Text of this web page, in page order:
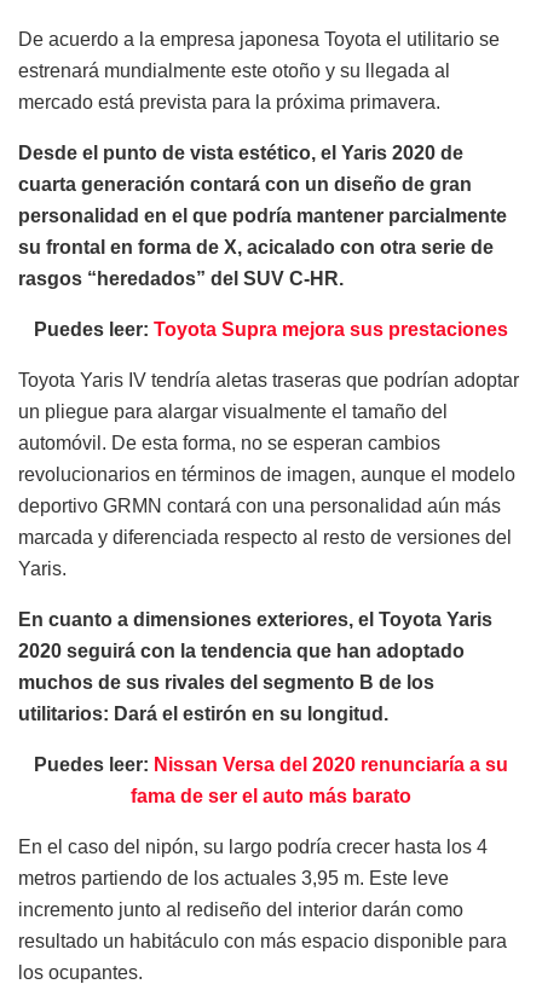
De acuerdo a la empresa japonesa Toyota el utilitario se
estrenará mundialmente este otoño y su llegada al
mercado está prevista para la próxima primavera.
Desde el punto de vista estético, el Yaris 2020 de
cuarta generación contará con un diseño de gran
personalidad en el que podría mantener parcialmente
su frontal en forma de X, acicalado con otra serie de
rasgos “heredados” del SUV C-HR.
Puedes leer: Toyota Supra mejora sus prestaciones
Toyota Yaris IV tendría aletas traseras que podrían adoptar
un pliegue para alargar visualmente el tamaño del
automóvil. De esta forma, no se esperan cambios
revolucionarios en términos de imagen, aunque el modelo
deportivo GRMN contará con una personalidad aún más
marcada y diferenciada respecto al resto de versiones del
Yaris.
En cuanto a dimensiones exteriores, el Toyota Yaris
2020 seguirá con la tendencia que han adoptado
muchos de sus rivales del segmento B de los
utilitarios: Dará el estirón en su longitud.
Puedes leer: Nissan Versa del 2020 renunciaría a su
fama de ser el auto más barato
En el caso del nipón, su largo podría crecer hasta los 4
metros partiendo de los actuales 3,95 m. Este leve
incremento junto al rediseño del interior darán como
resultado un habitáculo con más espacio disponible para
los ocupantes.